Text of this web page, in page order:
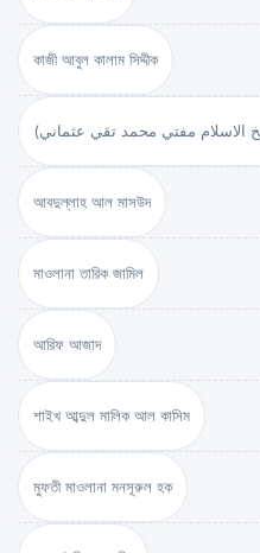
কাজী আবুল কালাম সিদ্দীক
আবদুল্লাহ আল মাসউদ
মাওলানা তারিক জামিল
আরিফ আজাদ
শাইখ আব্দুল মালিক আল কাসিম
মুফতী মাওলানা মনসূরুল হক